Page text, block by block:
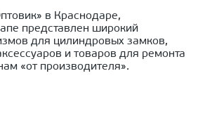
в Краснодаре,
представлен широкий
для цилиндровых замков,
и товаров для ремонта
«от производителя».